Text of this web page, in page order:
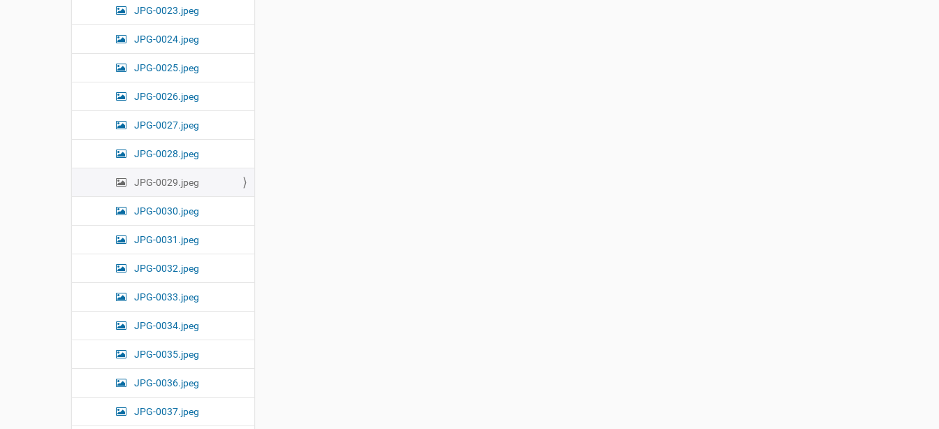
JPG-0023.jpeg
JPG-0024.jpeg
JPG-0025.jpeg
JPG-0026.jpeg
JPG-0027.jpeg
JPG-0028.jpeg
JPG-0029.jpeg
JPG-0030.jpeg
JPG-0031.jpeg
JPG-0032.jpeg
JPG-0033.jpeg
JPG-0034.jpeg
JPG-0035.jpeg
JPG-0036.jpeg
JPG-0037.jpeg